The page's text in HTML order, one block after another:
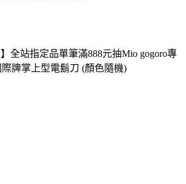
】全站指定品單筆滿888元抽Mio gogoro專
牌掌上型電鬍刀 (顏色隨機)